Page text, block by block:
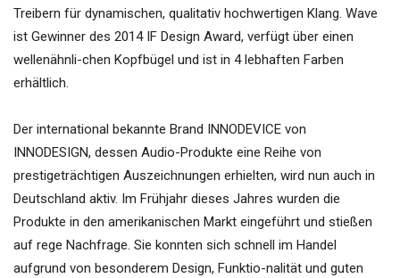
Treibern für dynamischen, qualitativ hochwertigen Klang. Wave
ist Gewinner des 2014 IF Design Award, verfügt über einen
wellenähnli-chen Kopfbügel und ist in 4 lebhaften Farben
erhältlich.
Der international bekannte Brand INNODEVICE von
INNODESIGN, dessen Audio-Produkte eine Reihe von
prestigeträchtigen Auszeichnungen erhielten, wird nun auch in
Deutschland aktiv. Im Frühjahr dieses Jahres wurden die
Produkte in den amerikanischen Markt eingeführt und stießen
auf rege Nachfrage. Sie konnten sich schnell im Handel
aufgrund von besonderem Design, Funktio-nalität und guten